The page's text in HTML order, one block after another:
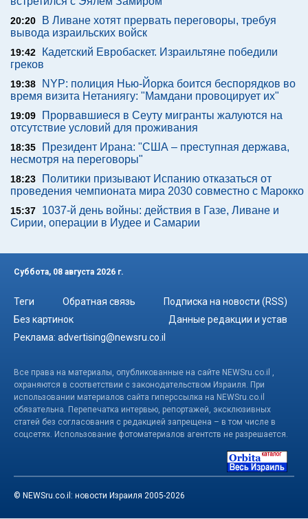
20:20
В Ливане хотят прервать переговоры, требуя
вывода израильских войск
19:42
Кадетский Евробаскет. Израильтяне победили
греков
19:38
NYP: полиция Нью-Йорка боится беспорядков во
время визита Нетаниягу: "Мамдани провоцирует их"
19:09
Прорвавшиеся в Сеуту мигранты жалуются на
отсутствие условий для проживания
18:35
Президент Ирана: "США – преступная держава,
несмотря на переговоры"
18:23
Политики призывают Испанию отказаться от
проведения чемпионата мира 2030 совместно с Марокко
15:37
1037-й день войны: действия в Газе, Ливане и
Сирии, операции в Иудее и Самарии
Суббота, 08 августа 2026 г.
Теги Обратная связь
Подписка на новости (RSS)
Без картинок
Данные редакции и устав
Реклама: advertising@newsru.co.il
Все права на материалы, опубликованные на сайте NEWSru.co.il ,
охраняются в соответствии с законодательством Израиля. При
использовании материалов сайта гиперссылка на NEWSru.co.il
обязательна. Перепечатка интервью, репортажей, эксклюзивных
статей без согласования с редакцией запрещена – в том числе в
соцсетях. Использование фотоматериалов агентств не разрешается.
© NEWSru.co.il: новости Израиля 2005-2026